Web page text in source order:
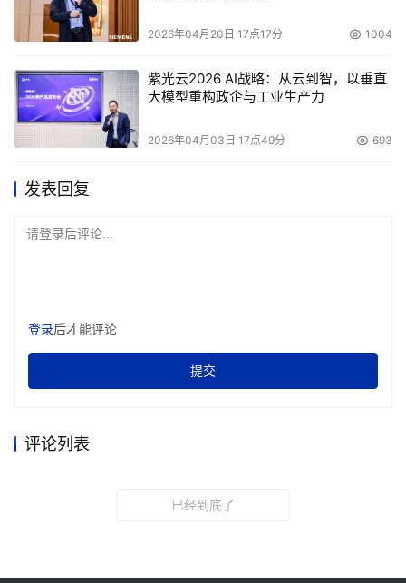
2026年04月20日 17点17分 1004
紫光云2026 AI战略：从云到智，以垂直
大模型重构政企与工业生产力
2026年04月03日 17点49分 693
发表回复
请登录后评论...
登录后才能评论
提交
评论列表
已经到底了